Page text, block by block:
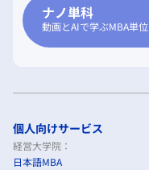
ナノ単科
動画とAIで学ぶMBA単位
個人向けサービス
経営大学院：
日本語MBA